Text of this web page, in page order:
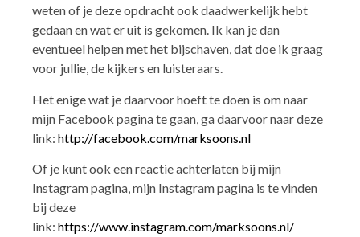
weten of je deze opdracht ook daadwerkelijk hebt
gedaan en wat er uit is gekomen. Ik kan je dan
eventueel helpen met het bijschaven, dat doe ik graag
voor jullie, de kijkers en luisteraars.
Het enige wat je daarvoor hoeft te doen is om naar
mijn Facebook pagina te gaan, ga daarvoor naar deze
link: http://facebook.com/marksoons.nl
Of je kunt ook een reactie achterlaten bij mijn
Instagram pagina, mijn Instagram pagina is te vinden
bij deze
link: https://www.instagram.com/marksoons.nl/